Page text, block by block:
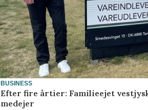
BUSINESS
Efter fire årtier: Familieejet
medejer